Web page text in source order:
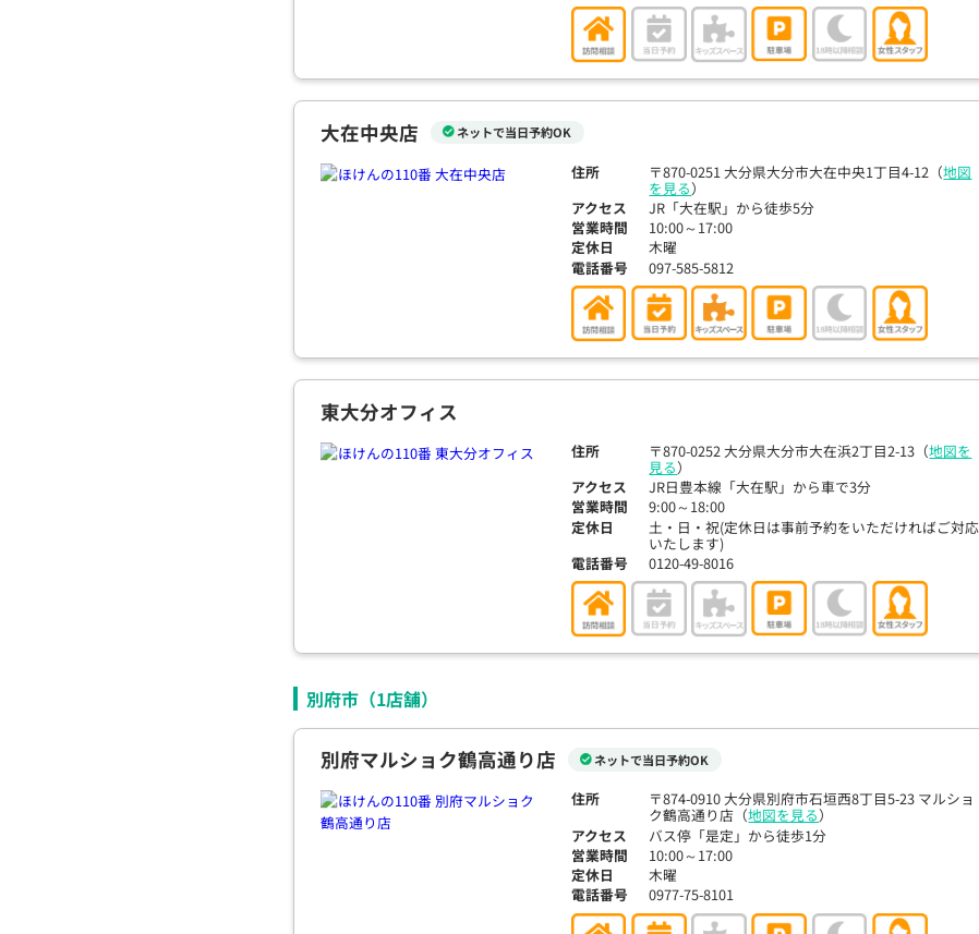
大在中央店 ネットで当日予約OK
住所 〒870-0251 大分県大分市大在中央1丁目4-12（地図
を見る）
アクセス
JR「大在駅」から徒歩5分
営業時間
10:00～17:00
定休日
木曜
電話番号
097-585-5812
東大分オフィス
住所 〒870-0252 大分県大分市大在浜2丁目2-13（地図を
見る）
アクセス
JR日豊本線「大在駅」から車で3分
営業時間
9:00～18:00
定休日
土・日・祝(定休日は事前予約をいただければご対応
いたします)
電話番号
0120-49-8016
別府市（1店舗）
別府マルショク鶴高通り店 ネットで当日予約OK
住所 〒874-0910 大分県別府市石垣西8丁目5-23 マルショ
ク鶴高通り店（地図を見る）
アクセス
バス停「是定」から徒歩1分
営業時間
10:00～17:00
定休日
木曜
電話番号
0977-75-8101